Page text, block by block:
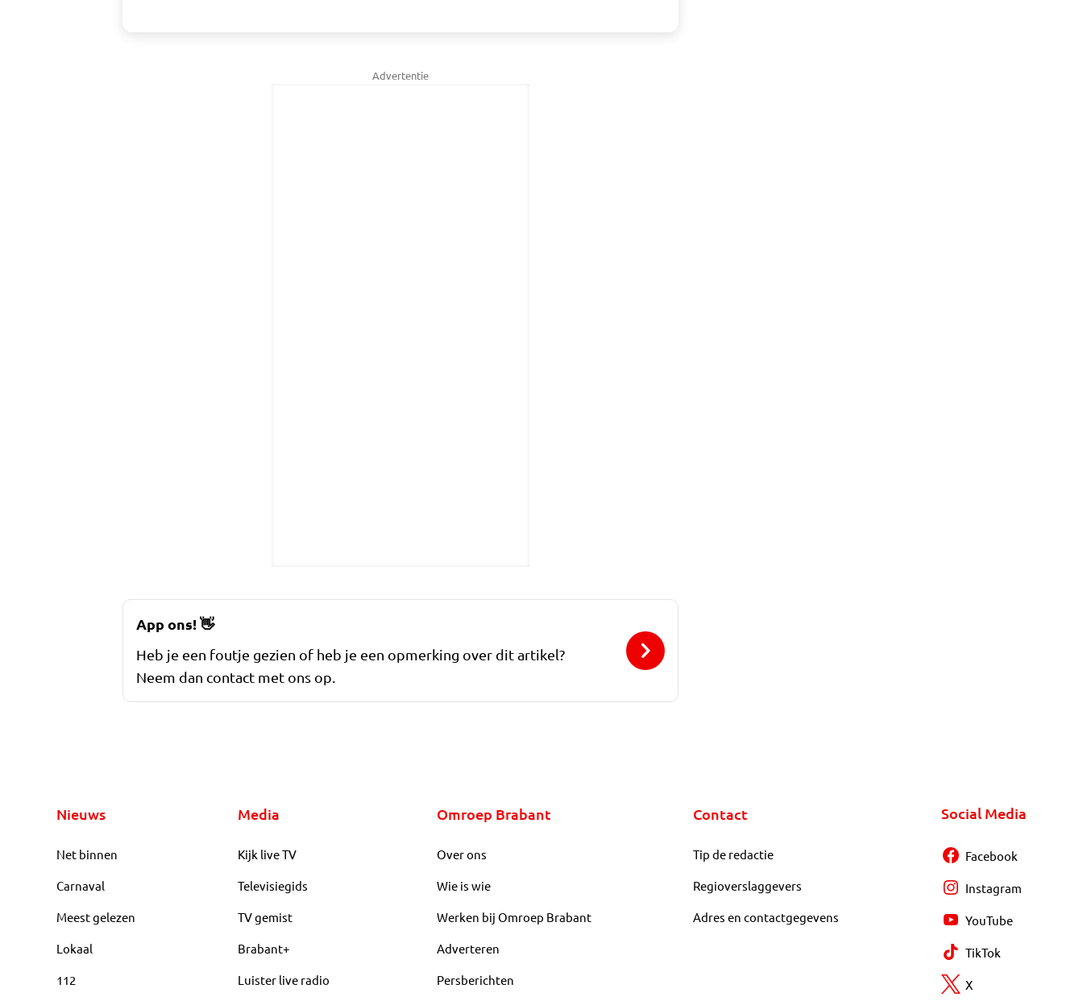
Advertentie
App ons!👋
Heb je een foutje gezien of heb je een opmerking over dit artikel?
Neem dan contact met ons op.
Nieuws
Net binnen
Carnaval
Meest gelezen
Lokaal
112
Media
Kijk live TV
Televisiegids
TV gemist
Brabant+
Luister live radio
Omroep Brabant
Over ons
Wie is wie
Werken bij Omroep Brabant
Adverteren
Persberichten
Contact
Tip de redactie
Regioverslaggevers
Adres en contactgegevens
Social Media
Facebook
Instagram
YouTube
TikTok
X